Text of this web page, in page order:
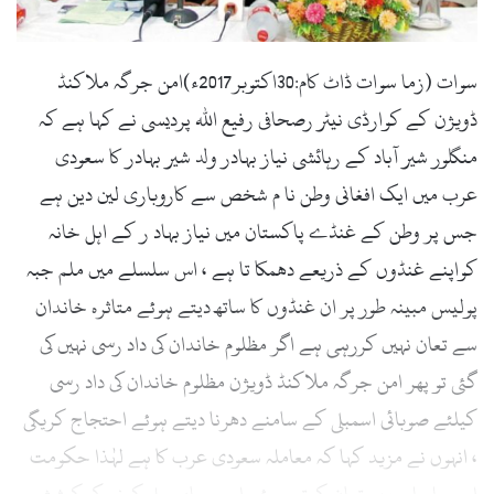
l
سوات (زما سوات ڈاٹ کام:30اکتوبر2017ء)امن جرگہ ملاکنڈ
ڈویژن کے کوارڈی نیٹر رصحافی رفیع اللہ پردیسی نے کہا ہے کہ
منگلور شیر آباد کے رہائشی نیاز بہادر ولد شیر بہادر کا سعودی
عرب میں ایک افغانی وطن نا م شخص سے کاروباری لین دین ہے
جس پر وطن کے غنڈے پاکستان میں نیاز بہاد ر کے اہل خانہ
کواپنے غنڈوں کے ذریعے دھمکا تا ہے ، اس سلسلے میں ملم جبہ
پولیس مبینہ طور پر ان غنڈوں کا ساتھ دیتے ہوئے متاثرہ خاندان
سے تعان نہیں کررہی ہے اگر مظلوم خاندان کی داد رسی نہیں کی
گئی تو پھر امن جرگہ ملاکنڈ ڈویژن مظلوم خاندان کی داد رسی
کیلئے صوبائی اسمبلی کے سامنے دھرنا دیتے ہوئے احتجاج کریگی
، انہوں نے مزید کہا کہ معاملہ سعودی عرب کا ہے لہٰذا حکومت